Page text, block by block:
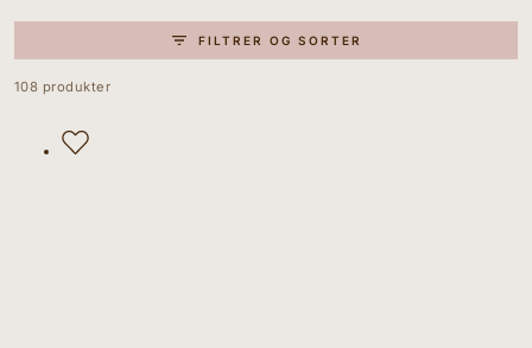
FILTRER OG SORTER
108 produkter